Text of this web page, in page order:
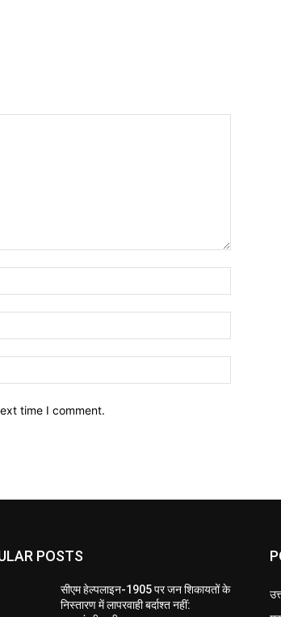
time I comment.
POSTS
सीएम हेल्पलाइन-1905 पर जन शिकायतों के
निस्तारण में लापरवाही बर्दाश्त नहीं: